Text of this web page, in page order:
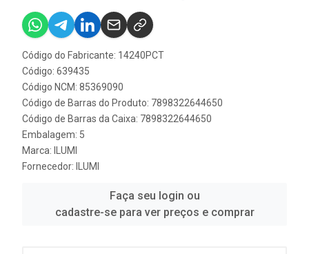
Código do Fabricante: 14240PCT
Código: 639435
Código NCM: 85369090
Código de Barras do Produto: 7898322644650
Código de Barras da Caixa: 7898322644650
Embalagem: 5
Marca:
ILUMI
Fornecedor:
ILUMI
Faça seu login ou
cadastre-se para ver preços e comprar